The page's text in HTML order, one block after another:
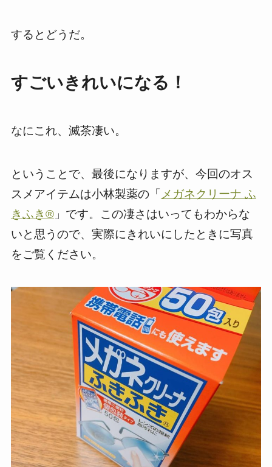
するとどうだ。
すごいきれいになる！
なにこれ、滅茶凄い。
ということで、最後になりますが、今回のオス
スメアイテムは小林製薬の「 メガネクリーナ ふ
きふき®」です。この凄さはいってもわからな
いと思うので、実際にきれいにしたときに写真
をご覧ください。